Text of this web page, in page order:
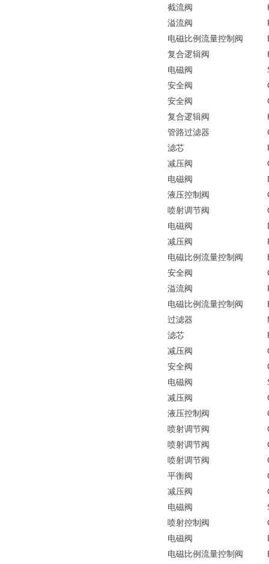
截流阀
溢流阀
电磁比例流量控制阀
复合逻辑阀
电磁阀
安全阀
安全阀
复合逻辑阀
管路过滤器
滤芯
减压阀
电磁阀
液压控制阀
喷射调节阀
电磁阀
减压阀
电磁比例流量控制阀
安全阀
溢流阀
电磁比例流量控制阀
过滤器
滤芯
减压阀
安全阀
电磁阀
减压阀
液压控制阀
喷射调节阀
喷射调节阀
喷射调节阀
平衡阀
减压阀
电磁阀
喷射控制阀
电磁阀
电磁比例流量控制阀